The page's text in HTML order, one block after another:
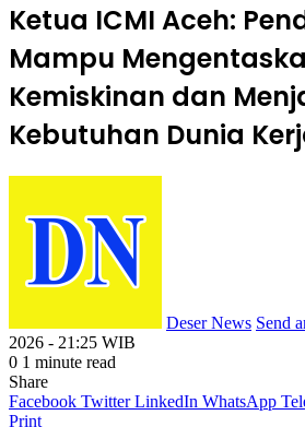
Ketua ICMI Aceh:
Mampu
Kemiskinan dan
Kebutuhan Dunia
Deser News Send
2026 - 21:25 WIB
0 1 minute read
Share
Facebook Twitter LinkedIn WhatsApp
Print